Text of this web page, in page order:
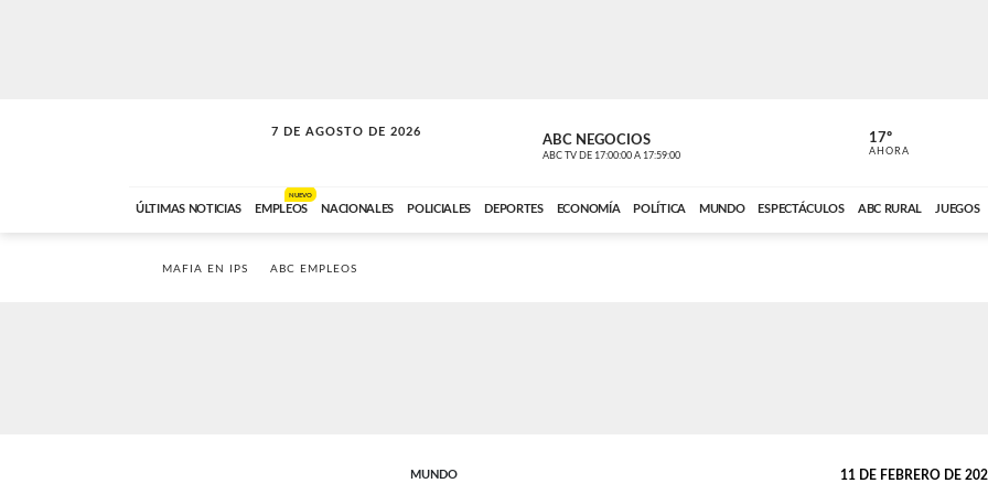
7 DE AGOSTO DE 2026
VITAMINAS ABC NEGOCIOS
ABC TV DE 17:00:00 A 17:59:00 ABC CARDINAL
17º
AHORA
ÚLTIMAS NOTICIAS EMPLEOS
NUEVO
NACIONALES POLICIALES DEPORTES ECONOMÍA POLÍTICA MUNDO ESPECTÁCULOS ABC RURAL JUEGOS
MAFIA EN IPS ABC EMPLEOS
MUNDO 11 DE FEBRERO DE